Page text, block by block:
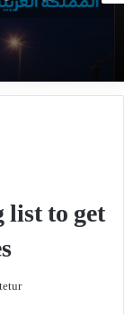
روشن أسامة قباني،
التجارب الكفيلة
“ما يحدث الآن هو
arabic.rt.com
list to get